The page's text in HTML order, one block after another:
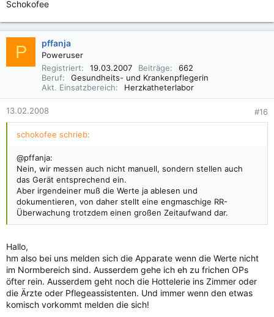
Schokofee
P pffanja
Poweruser
Registriert
19.03.2007 Beiträge
662
Beruf
Gesundheits- und Krankenpflegerin
Akt. Einsatzbereich
Herzkatheterlabor
13.02.2008 #16
schokofee schrieb:
@pffanja:
Nein, wir messen auch nicht manuell, sondern stellen auch
das Gerät entsprechend ein.
Aber irgendeiner muß die Werte ja ablesen und
dokumentieren, von daher stellt eine engmaschige RR-
Überwachung trotzdem einen großen Zeitaufwand dar.
Hallo,
hm also bei uns melden sich die Apparate wenn die Werte nicht
im Normbereich sind. Ausserdem gehe ich eh zu frichen OPs
öfter rein. Ausserdem geht noch die Hottelerie ins Zimmer oder
die Ärzte oder Pflegeassistenten. Und immer wenn den etwas
komisch vorkommt melden die sich!